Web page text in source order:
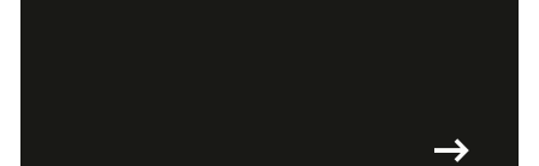
arrow_right_alt